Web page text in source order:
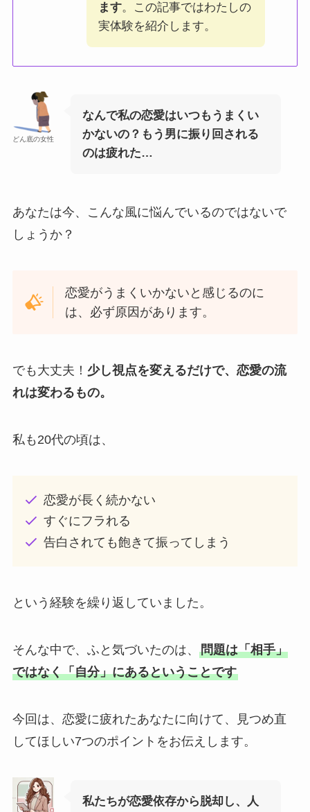
ます。この記事ではわたしの
実体験を紹介します。
どん底の女性
なんで私の恋愛はいつもうまくい
かないの？もう男に振り回される
のは疲れた…
あなたは今、こんな風に悩んでいるのではないで
しょうか？
恋愛がうまくいかないと感じるのに
は、必ず原因があります。
でも大丈夫！ 少し視点を変えるだけで、恋愛の流
れは変わるもの。
私も20代の頃は、
恋愛が長く続かない
すぐにフラれる
告白されても飽きて振ってしまう
という経験を繰り返していました。
そんな中で、ふと気づいたのは、 問題は「相手」
ではなく「自分」にあるということです
今回は、恋愛に疲れたあなたに向けて、見つめ直
してほしい7つのポイントをお伝えします。
私たちが恋愛依存から脱却し、人